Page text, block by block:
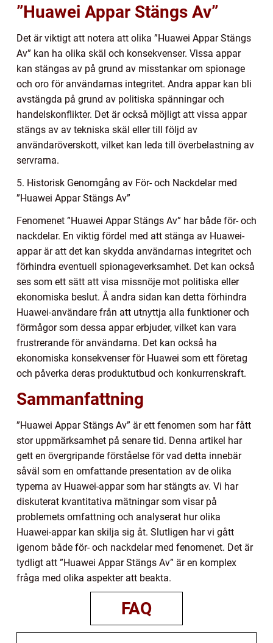
”Huawei Appar Stängs Av”
Det är viktigt att notera att olika ”Huawei Appar Stängs
Av” kan ha olika skäl och konsekvenser. Vissa appar
kan stängas av på grund av misstankar om spionage
och oro för användarnas integritet. Andra appar kan bli
avstängda på grund av politiska spänningar och
handelskonflikter. Det är också möjligt att vissa appar
stängs av av tekniska skäl eller till följd av
användaröverskott, vilket kan leda till överbelastning av
servrarna.
5. Historisk Genomgång av För- och Nackdelar med
”Huawei Appar Stängs Av”
Fenomenet ”Huawei Appar Stängs Av” har både för- och
nackdelar. En viktig fördel med att stänga av Huawei-
appar är att det kan skydda användarnas integritet och
förhindra eventuell spionageverksamhet. Det kan också
ses som ett sätt att visa missnöje mot politiska eller
ekonomiska beslut. Å andra sidan kan detta förhindra
Huawei-användare från att utnyttja alla funktioner och
förmågor som dessa appar erbjuder, vilket kan vara
frustrerande för användarna. Det kan också ha
ekonomiska konsekvenser för Huawei som ett företag
och påverka deras produktutbud och konkurrenskraft.
Sammanfattning
”Huawei Appar Stängs Av” är ett fenomen som har fått
stor uppmärksamhet på senare tid. Denna artikel har
gett en övergripande förståelse för vad detta innebär
såväl som en omfattande presentation av de olika
typerna av Huawei-appar som har stängts av. Vi har
diskuterat kvantitativa mätningar som visar på
problemets omfattning och analyserat hur olika
Huawei-appar kan skilja sig åt. Slutligen har vi gått
igenom både för- och nackdelar med fenomenet. Det är
tydligt att ”Huawei Appar Stängs Av” är en komplex
fråga med olika aspekter att beakta.
FAQ